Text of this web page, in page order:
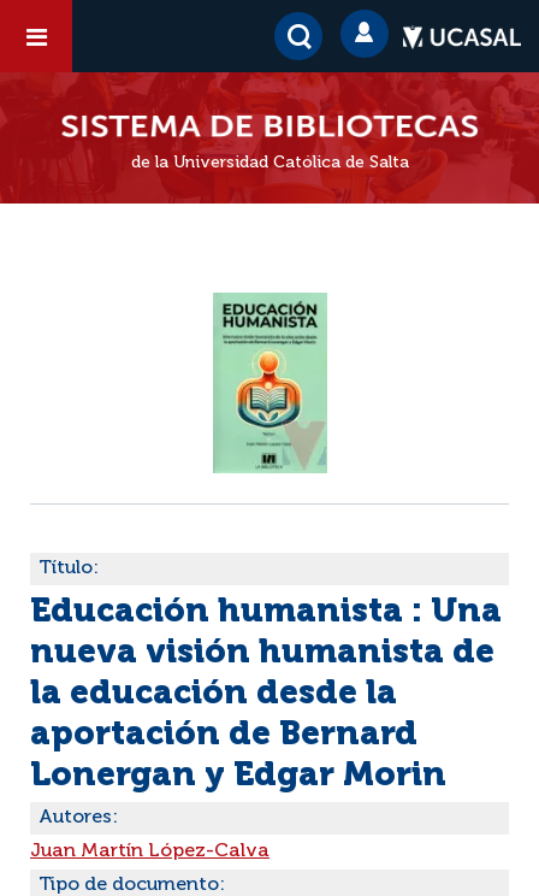
de la Universidad Católica de Salta
Título:
Educación humanista : Una
nueva visión humanista de
la educación desde la
aportación de Bernard
Lonergan y Edgar Morin
Autores:
Juan Martín López-Calva
Tipo de documento: